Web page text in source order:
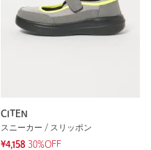
CITEN
スニーカー / スリッポン
¥4,158 30%OFF